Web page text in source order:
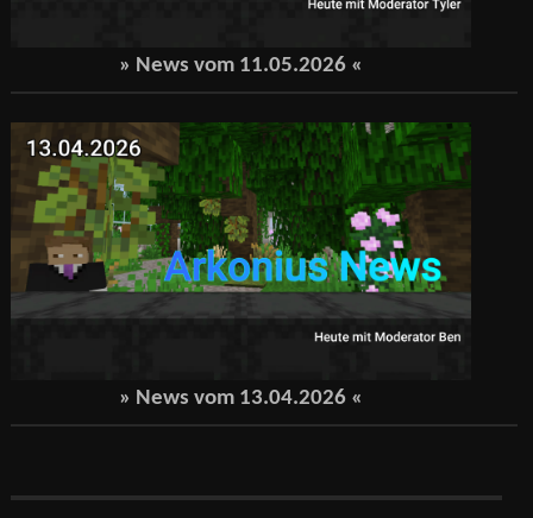
» News vom 11.05.2026«
» News vom 13.04.2026«